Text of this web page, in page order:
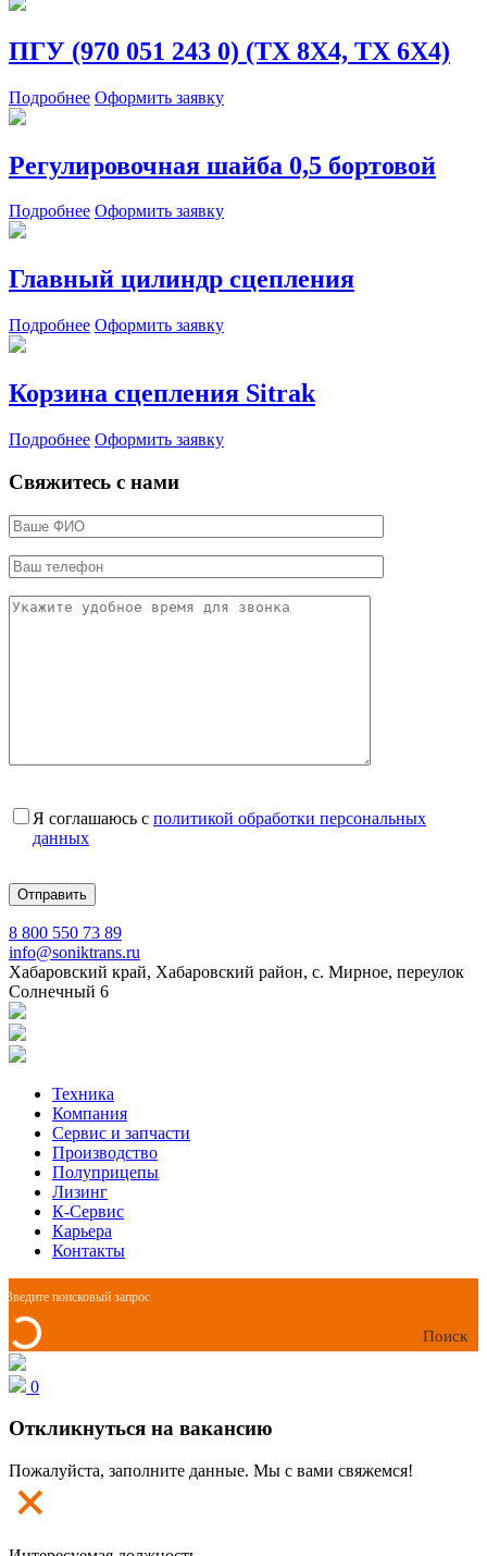
ПГУ (970 051 243 0) (TX 8X4, TX 6X4)
Подробнее Оформить заявку
Регулировочная шайба 0,5 бортовой
Подробнее Оформить заявку
Главный цилиндр сцепления
Подробнее Оформить заявку
Корзина сцепления Sitrak
Подробнее Оформить заявку
Свяжитесь с нами
Я соглашаюсь с политикой обработки персональных
данных
8 800 550 73 89
info@soniktrans.ru
Хабаровский край, Хабаровский район, с. Мирное, переулок
Солнечный 6
Техника
Компания
Сервис и запчасти
Производство
Полуприцепы
Лизинг
К-Сервис
Карьера
Контакты
Поиск
0
Откликнуться на вакансию
Пожалуйста, заполните данные. Мы с вами свяжемся!